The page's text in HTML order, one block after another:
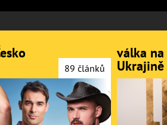
89 článků
válka na
Ukrajině